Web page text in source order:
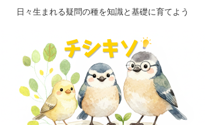
日々生まれる疑問の種を知識と基礎に育てよう